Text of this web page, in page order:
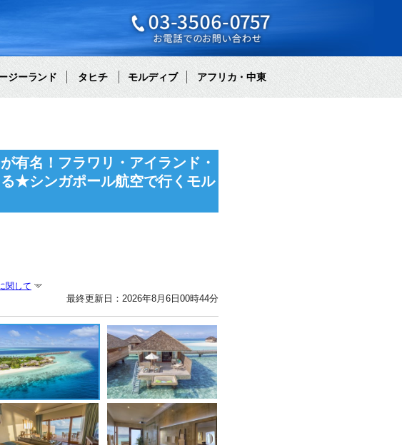
ジーランド タヒチ モルディブ アフリカ・中東
有名！フラワリ・アイランド・
★シンガポール航空で行くモル
関して
最終更新日：2026年8月6日00時44分